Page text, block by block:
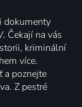
dokumenty
Čekají na vás
kriminální
více.
a poznejte
Z pestré